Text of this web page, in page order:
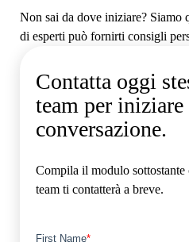
Non sai da dove iniziare? Siamo
di esperti può fornirti consigli
Contatta oggi
team per iniziare
conversazione.
Compila il modulo sottostante
team ti contatterà a breve.